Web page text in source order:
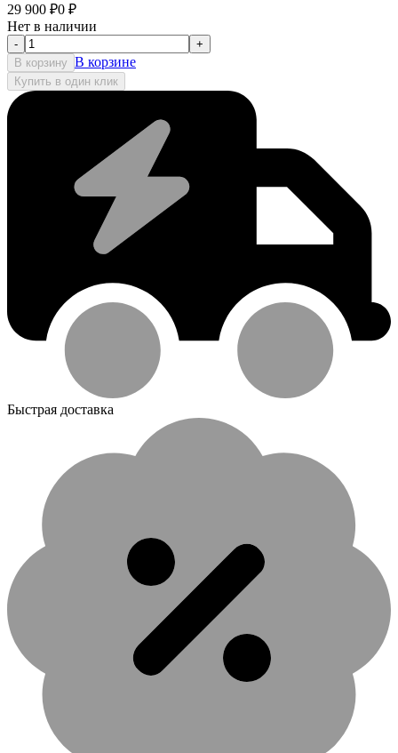
29 900 ₽0 ₽
Нет в наличии
-
+
В корзину В корзине
Купить в один клик
Быстрая доставка